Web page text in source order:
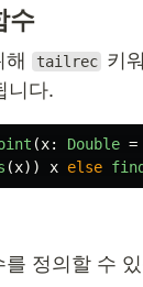
수
해 tailrec 키
니다.
(x: Double =
(x)) x else
정의할 수